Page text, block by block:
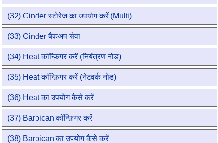
(32) Cinder स्टोरेज का उपयोग करें (Multi)
(33) Cinder बैकअप सेवा
(34) Heat कॉन्फ़िगर करें (नियंत्रण नोड)
(35) Heat कॉन्फ़िगर करें (नेटवर्क नोड)
(36) Heat का उपयोग कैसे करें
(37) Barbican कॉन्फ़िगर करें
(38) Barbican का उपयोग कैसे करें